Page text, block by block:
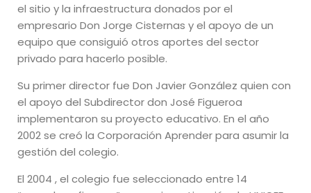
el sitio y la infraestructura donados por el
empresario Don Jorge Cisternas y el apoyo de un
equipo que consiguió otros aportes del sector
privado para hacerlo posible.
Su primer director fue Don Javier González quien con
el apoyo del Subdirector don José Figueroa
implementaron su proyecto educativo. En el año
2002 se creó la Corporación Aprender para asumir la
gestión del colegio.
El 2004 , el colegio fue seleccionado entre 14